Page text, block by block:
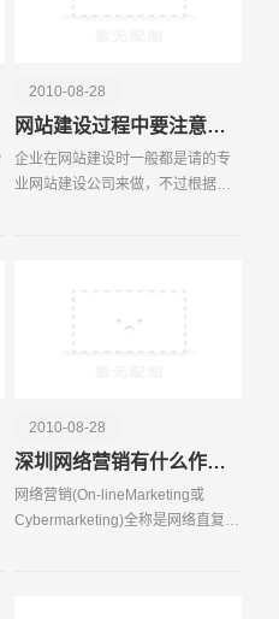
2010-08-28
网站建设过程中要注意哪些细节问题？
企业在网站建设时一般都是请的专
业网站建设公司来做，不过根据我
2010-08-28
深圳网络营销有什么作用？
网络营销(On-lineMarketing或
Cybermarketing)全称是网络直复营
微信号